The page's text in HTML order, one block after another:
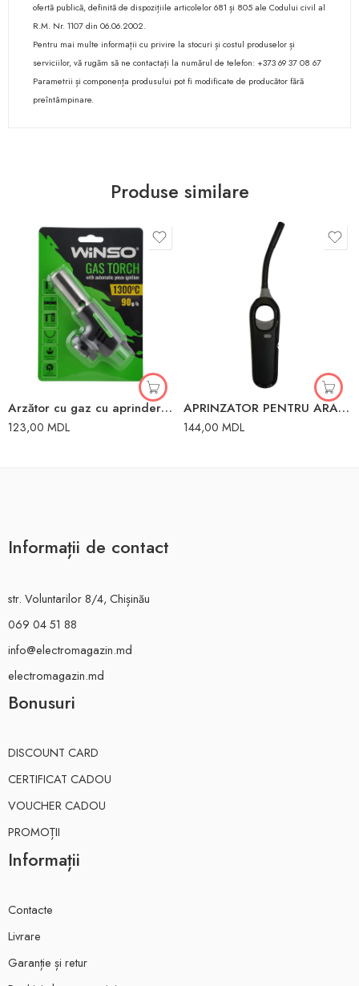
ofertă publică, definită de dispozițiile articolelor 681 și 805 ale Codului civil al
R.M. Nr. 1107 din 06.06.2002.
Pentru mai multe informații cu privire la stocuri și costul produselor și
serviciilor, vă rugăm să ne contactați la numărul de telefon: +373 69 37 08 67
Parametrii și componența produsului pot fi modificate de producător fără
preîntâmpinare.
Produse similare
Arzător cu gaz cu aprindere automată Winso
123,00 MDL
APRINZATOR PENTRU ARAGAZ HS-808
144,00 MDL
Informații de contact
str. Voluntarilor 8/4, Chișinău
069 04 51 88
info@electromagazin.md
electromagazin.md
Bonusuri
DISCOUNT CARD
CERTIFICAT CADOU
VOUCHER CADOU
PROMOȚII
Informații
Contacte
Livrare
Garanție și retur